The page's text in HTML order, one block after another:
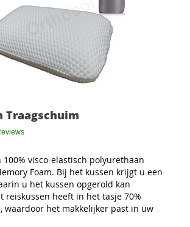
Traagschuim
100% visco-elastisch polyurethaan
Foam. Bij het kussen krijgt u een
u het kussen opgerold kan
reiskussen heeft in het tasje 70%
waardoor het makkelijker past in uw